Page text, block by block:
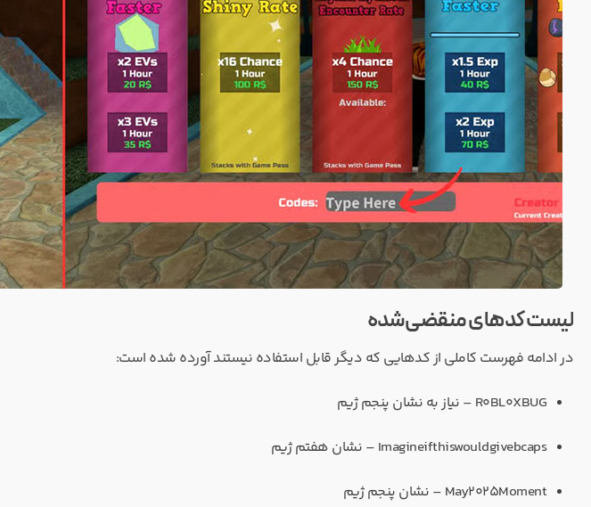
لیست کدهای منقضی‌شده
در ادامه فهرست کاملی از کدهایی که دیگر قابل استفاده نیستند آورده شده است:
R0BL0XBUG – نیاز به نشان پنجم ژیم
Imagineifthiswouldgivebcaps – نشان هفتم ژیم
May2025Moment – نشان پنجم ژیم